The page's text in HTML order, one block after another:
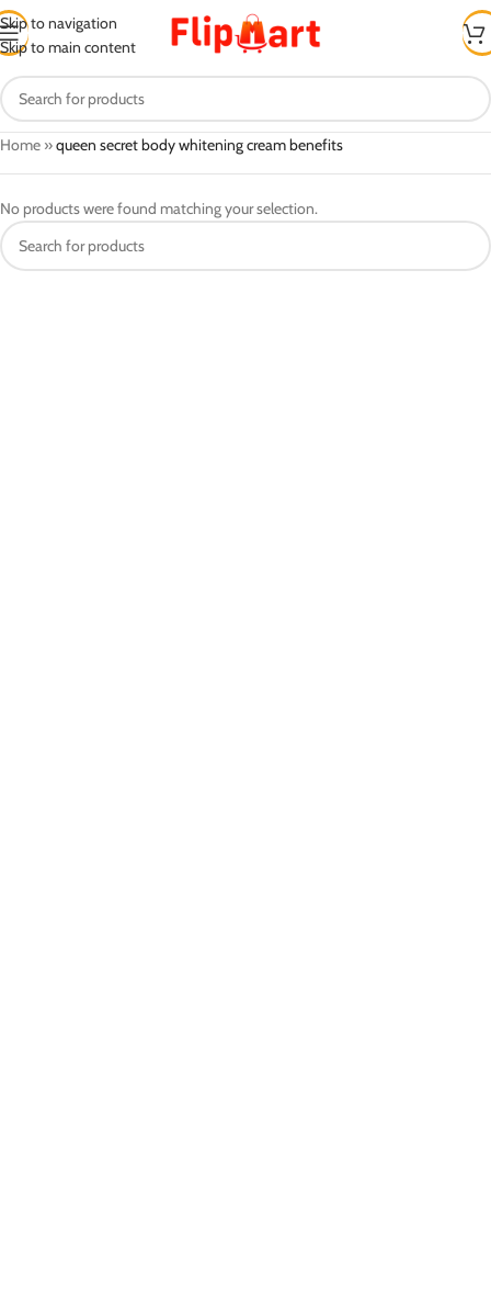
Skip to navigation
Skip to main content
Home »queen secret body whitening cream benefits
No products were found matching your selection.